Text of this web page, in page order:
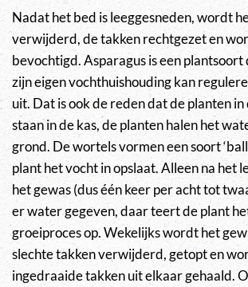
Nadat het bed is leeggesneden, wordt
verwijderd, de takken rechtgezet en
bevochtigd. Asparagus is een plantsoort
zijn eigen vochthuishouding kan
uit. Dat is ook de reden dat de planten
staan in de kas, de planten halen het
grond. De wortels vormen een soort
plant het vocht in opslaat. Alleen na het
het gewas (dus één keer per acht tot
er water gegeven, daar teert de plant
groeiproces op. Wekelijks wordt het
slechte takken verwijderd, getopt en
ingedraaide takken uit elkaar gehaald.